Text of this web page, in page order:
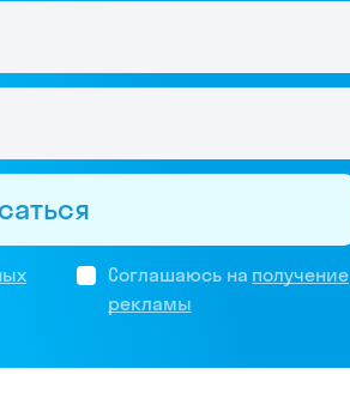
Соглашаюсь на получение
рекламы